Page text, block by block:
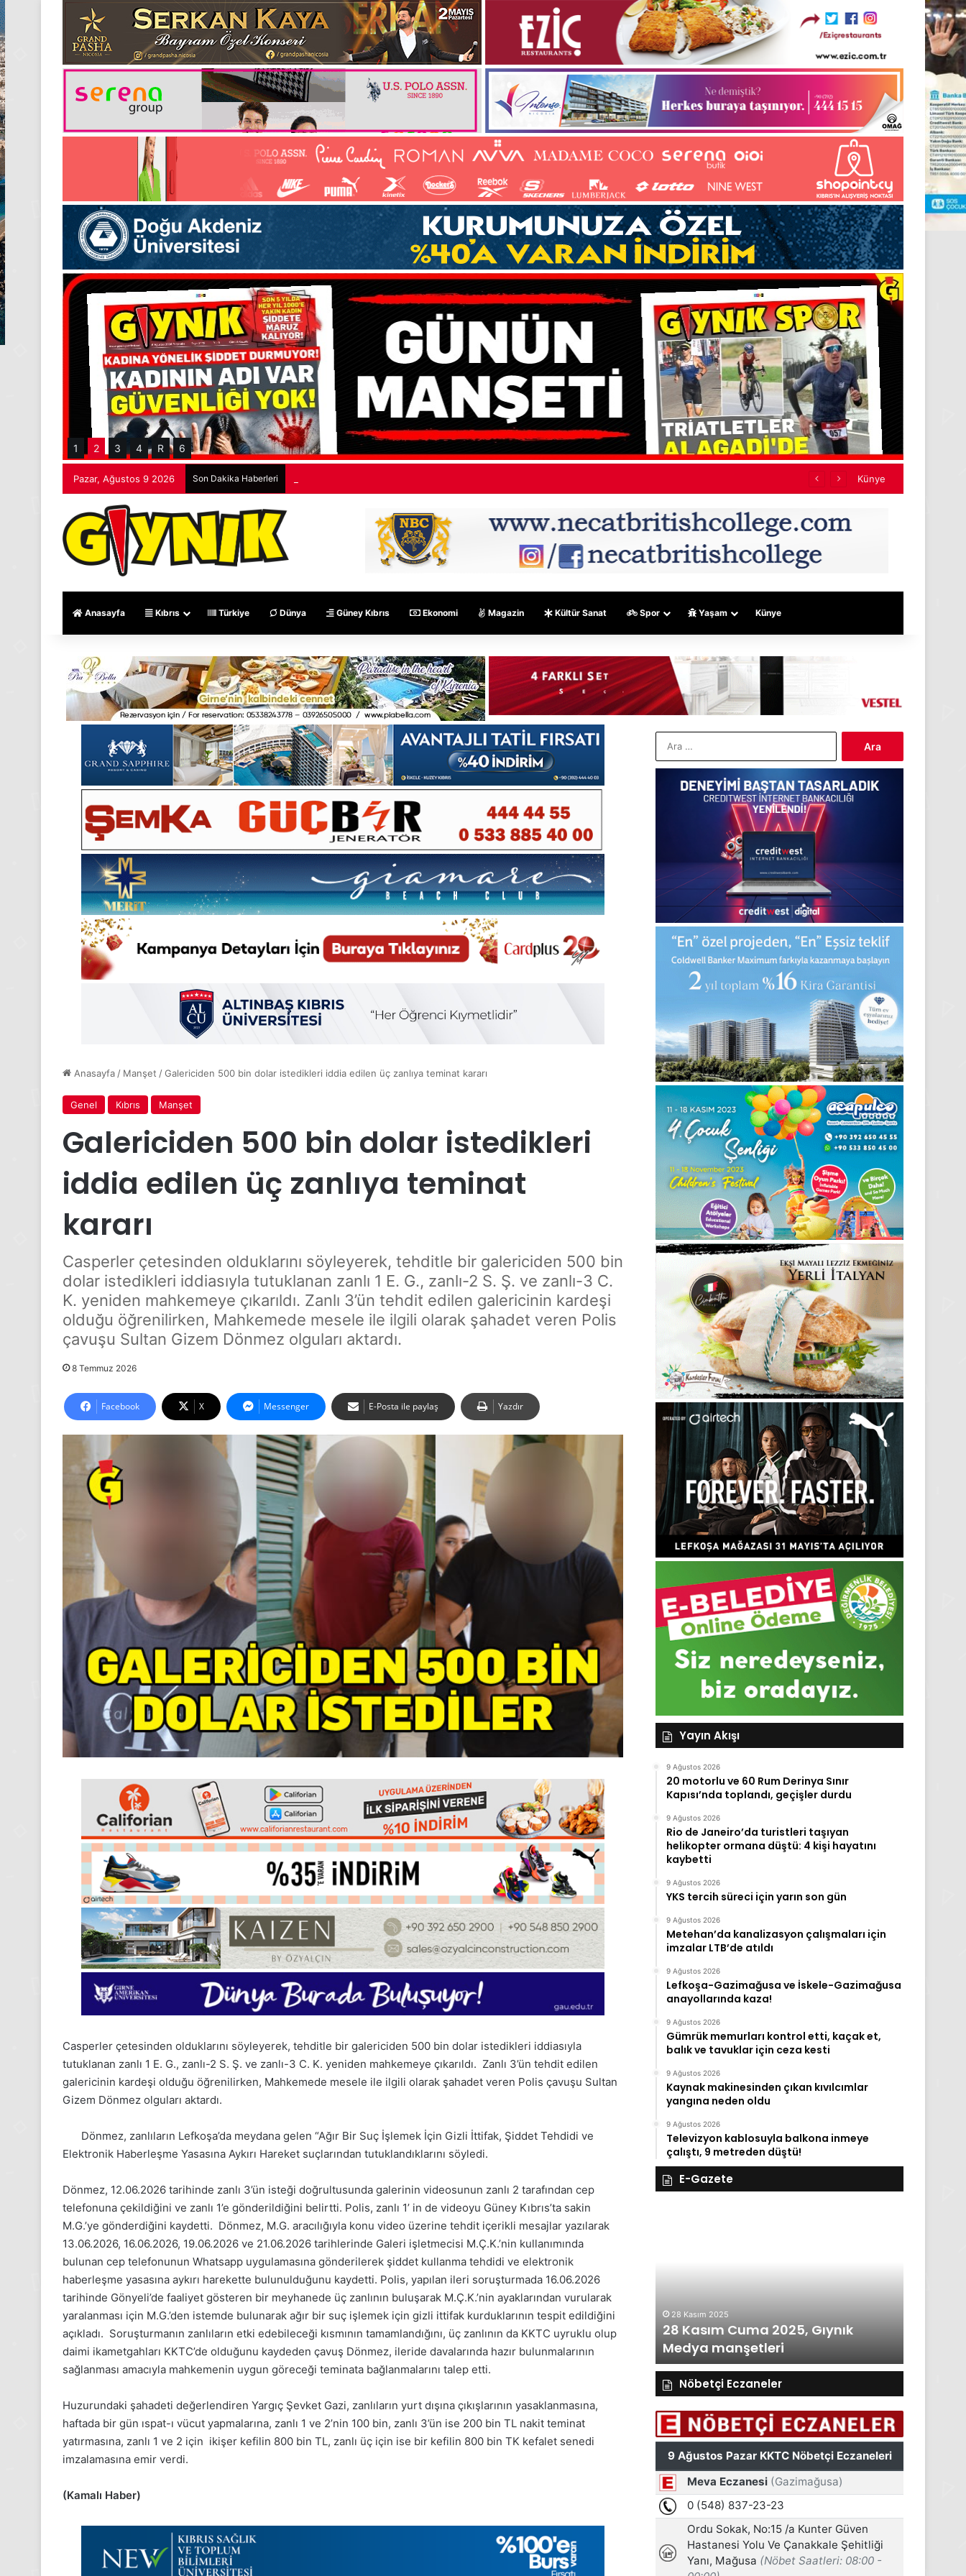
1 2 3 4 R 6
Pazar, Ağustos 9 2026 Son Dakika Haberleri Künye
Anasayfa Kıbrıs Türkiye Dünya Güney Kıbrıs Ekonomi Magazin Kültür Sanat Spor Yaşam Künye
Anasayfa/ Manşet /Galericiden 500 bin dolar istedikleri iddia edilen üç zanlıya teminat kararı
Genel Kıbrıs Manşet
Galericiden 500 bin dolar istedikleri
iddia edilen üç zanlıya teminat
kararı
Casperler çetesinden olduklarını söyleyerek, tehditle bir galericiden 500 bin
dolar istedikleri iddiasıyla tutuklanan zanlı 1 E. G., zanlı-2 S. Ş. ve zanlı-3 C.
K. yeniden mahkemeye çıkarıldı. Zanlı 3’ün tehdit edilen galericinin kardeşi
olduğu öğrenilirken, Mahkemede mesele ile ilgili olarak şahadet veren Polis
çavuşu Sultan Gizem Dönmez olguları aktardı.
8 Temmuz 2026
Facebook X Messenger E-Posta ile paylaş Yazdır
Casperler çetesinden olduklarını söyleyerek, tehditle bir galericiden 500 bin dolar istedikleri iddiasıyla
tutuklanan zanlı 1 E. G., zanlı-2 S. Ş. ve zanlı-3 C. K. yeniden mahkemeye çıkarıldı. Zanlı 3’ün tehdit edilen
galericinin kardeşi olduğu öğrenilirken, Mahkemede mesele ile ilgili olarak şahadet veren Polis çavuşu Sultan
Gizem Dönmez olguları aktardı.
Dönmez, zanlıların Lefkoşa’da meydana gelen “Ağır Bir Suç İşlemek İçin Gizli İttifak, Şiddet Tehdidi ve
Elektronik Haberleşme Yasasına Aykırı Hareket suçlarından tutuklandıklarını söyledi.
Dönmez, 12.06.2026 tarihinde zanlı 3’ün isteği doğrultusunda galerinin videosunun zanlı 2 tarafından cep
telefonuna çekildiğini ve zanlı 1’e gönderildiğini belirtti. Polis, zanlı 1’ in de videoyu Güney Kıbrıs’ta sakin
M.G.’ye gönderdiğini kaydetti. Dönmez, M.G. aracılığıyla konu video üzerine tehdit içerikli mesajlar yazılarak
13.06.2026, 16.06.2026, 19.06.2026 ve 21.06.2026 tarihlerinde Galeri işletmecisi M.Ç.K.’nin kullanımında
bulunan cep telefonunun Whatsapp uygulamasına gönderilerek şiddet kullanma tehdidi ve elektronik
haberleşme yasasına aykırı harekette bulunulduğunu kaydetti. Polis, yapılan ileri soruşturmada 16.06.2026
tarihinde Gönyeli’de faaliyet gösteren bir meyhanede üç zanlının buluşarak M.Ç.K.’nin ayaklarından vurularak
yaralanması için M.G.’den istemde bulunarak ağır bir suç işlemek için gizli ittifak kurduklarının tespit edildiğini
açıkladı. Soruşturmanın zanlıların etki edebileceği kısmının tamamlandığını, üç zanlının da KKTC uyruklu olup
daimi ikametgahları KKTC’de olduğunu kaydeden çavuş Dönmez, ileride davalarında hazır bulunmalarının
sağlanması amacıyla mahkemenin uygun göreceği teminata bağlanmalarını talep etti.
Huzurundaki şahadeti değerlendiren Yargıç Şevket Gazi, zanlıların yurt dışına çıkışlarının yasaklanmasına,
haftada bir gün ıspat-ı vücut yapmalarına, zanlı 1 ve 2’nin 100 bin, zanlı 3’ün ise 200 bin TL nakit teminat
yatırmasına, zanlı 1 ve 2 için ikişer kefilin 800 bin TL, zanlı üç için ise bir kefilin 800 bin TK kefalet senedi
imzalamasına emir verdi.
(Kamalı Haber)
Yayın Akışı
9 Ağustos 2026
20 motorlu ve 60 Rum Derinya Sınır
Kapısı’nda toplandı, geçişler durdu
9 Ağustos 2026
Rio de Janeiro’da turistleri taşıyan
helikopter ormana düştü: 4 kişi hayatını
kaybetti
9 Ağustos 2026
YKS tercih süreci için yarın son gün
9 Ağustos 2026
Metehan’da kanalizasyon çalışmaları için
imzalar LTB’de atıldı
9 Ağustos 2026
Lefkoşa-Gazimağusa ve İskele-Gazimağusa
anayollarında kaza!
9 Ağustos 2026
Gümrük memurları kontrol etti, kaçak et,
balık ve tavuklar için ceza kesti
9 Ağustos 2026
Kaynak makinesinden çıkan kıvılcımlar
yangına neden oldu
9 Ağustos 2026
Televizyon kablosuyla balkona inmeye
çalıştı, 9 metreden düştü!
E-Gazete
24
Kasım
Pazartesi
2025,
Gıynık
Medya
manşetleri
24 Kasım 2025
24 Kasım Pazartesi 2025, Gıynık
Medya manşetleri
Aralık
Pazartesi
2025,
Gıynık
Medya
manşetleri
1 Aralık 2025
1 Aralık Pazartesi 2025, Gıynık
Medya manşetleri
28 Kasım 2025
28 Kasım Cuma 2025, Gıynık
Medya manşetleri
Nöbetçi Eczaneler